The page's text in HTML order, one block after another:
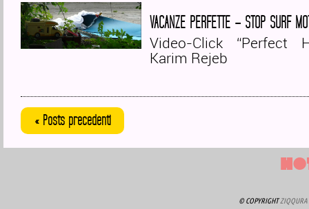
VACANZE PERFETTE – STOP SURF
Video-Click “Perfect
Karim Rejeb
« Posts precedenti
© COPYRIGHT